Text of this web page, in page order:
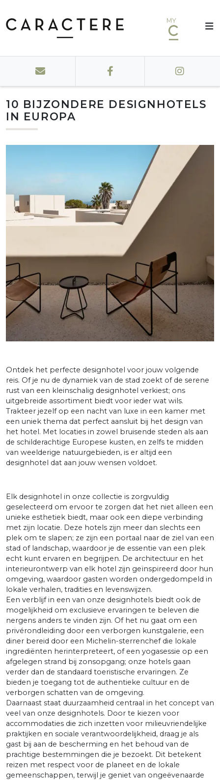
MY
10 BIJZONDERE DESIGNHOTELS
IN EUROPA
Ontdek het perfecte designhotel voor jouw volgende
reis. Of je nu de dynamiek van de stad zoekt of de serene
rust van een kleinschalig designhotel verkiest; ons
uitgebreide assortiment biedt voor ieder wat wils.
Trakteer jezelf op een nacht van luxe in een kamer met
een uniek thema dat perfect aansluit bij het design van
het hotel. Met locaties in zowel bruisende steden als aan
de schilderachtige Europese kusten, en zelfs te midden
van weelderige natuurgebieden, is er altijd een
designhotel dat aan jouw wensen voldoet.
Elk designhotel in onze collectie is zorgvuldig
geselecteerd om ervoor te zorgen dat het niet alleen een
unieke esthetiek biedt, maar ook een diepe verbinding
met zijn locatie. Deze hotels zijn meer dan slechts een
plek om te slapen; ze zijn een portaal naar de ziel van een
stad of landschap, waardoor je de essentie van een plek
echt kunt ervaren en begrijpen. De architectuur en het
interieurontwerp van elk hotel zijn geïnspireerd door hun
omgeving, waardoor gasten worden ondergedompeld in
lokale verhalen, tradities en levenswijzen.
Een verblijf in een van onze designhotels biedt ook de
mogelijkheid om exclusieve ervaringen te beleven die
nergens anders te vinden zijn. Of het nu gaat om een
privérondleiding door een verborgen kunstgalerie, een
diner bereid door een Michelin-sterrenchef die lokale
ingrediënten herinterpreteert, of een yogasessie op een
afgelegen strand bij zonsopgang; onze hotels gaan
verder dan de standaard toeristische ervaringen. Ze
bieden je toegang tot de authentieke cultuur en de
verborgen schatten van de omgeving.
Daarnaast staat duurzaamheid centraal in het concept van
veel van onze designhotels. Door te kiezen voor
accommodaties die zich inzetten voor milieuvriendelijke
praktijken en sociale verantwoordelijkheid, draag je als
gast bij aan de bescherming en het behoud van de
prachtige bestemmingen die je bezoekt. Dit betekent
reizen met respect voor de planeet en de lokale
gemeenschappen, terwijl je geniet van ongeëvenaarde